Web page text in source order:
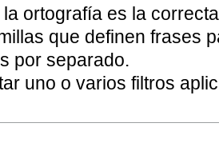
ortografía es la
que definen frases
por separado.
uno o varios filtros